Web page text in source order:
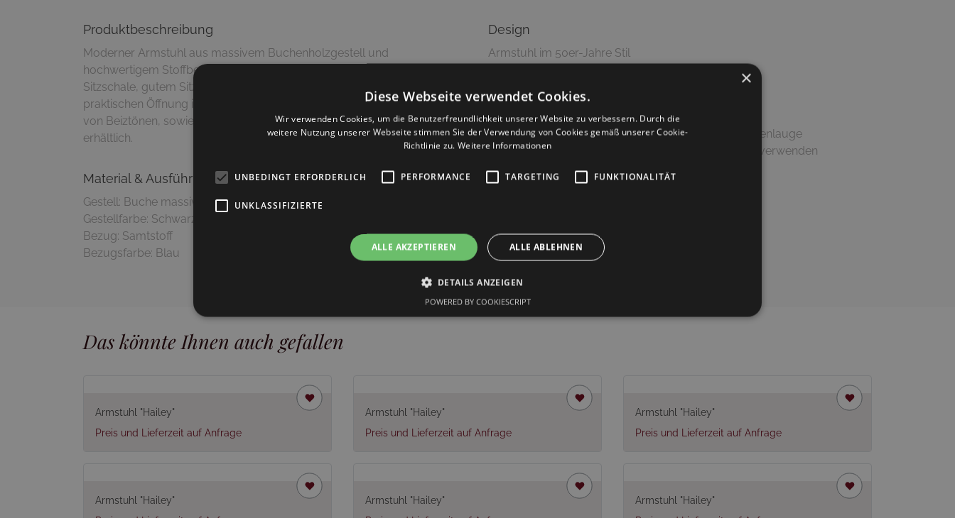
Produktbeschreibung
Moderner Armstuhl aus massivem Buchenholzgestell und
hochwertigem Stoffbezug. "Hailey" überzeugt mit einer formschönen
Sitzschale, gutem Sitzkomfort und einer stylischen, sowie zugleich
praktischen Öffnung in der Rückenlehne . Dieser Artikel ist in einer Vielzahl
von Beiztönen, sowie Bezugsmaterialien (Stoff, Kunstleder, Echtleder)
erhältlich.
Material & Ausführung
Gestell: Buche massiv
Gestellfarbe: Schwarz gebeizt
Bezug: Samtstoff
Design
Armstuhl im 50er-Jahre Stil
Reinigung mit feuchtem Putztuch und milder Seifenlauge
Keine Haushaltsreiniger bzw. scheuernden Mittel verwenden
Das könnte Ihnen auch gefallen
Armstuhl "Hailey"
Preis und Lieferzeit auf Anfrage
Armstuhl "Hailey"
Preis und Lieferzeit auf Anfrage
Armstuhl "Hailey"
Preis und Lieferzeit auf Anfrage
Armstuhl "Hailey"
Armstuhl "Hailey"
Armstuhl "Hailey"
×
Diese Webseite verwendet Cookies.
Wir verwenden Cookies, um die Benutzerfreundlichkeit unserer Website zu verbessern. Durch die
weitere Nutzung unserer Webseite stimmen Sie der Verwendung von Cookies gemäß unserer Cookie-
Richtlinie zu.Weitere Informationen
UNBEDINGT ERFORDERLICH PERFORMANCE TARGETING FUNKTIONALITÄT
UNKLASSIFIZIERTE
ALLE AKZEPTIEREN ALLE ABLEHNEN
DETAILS ANZEIGEN
POWERED BY COOKIESCRIPT